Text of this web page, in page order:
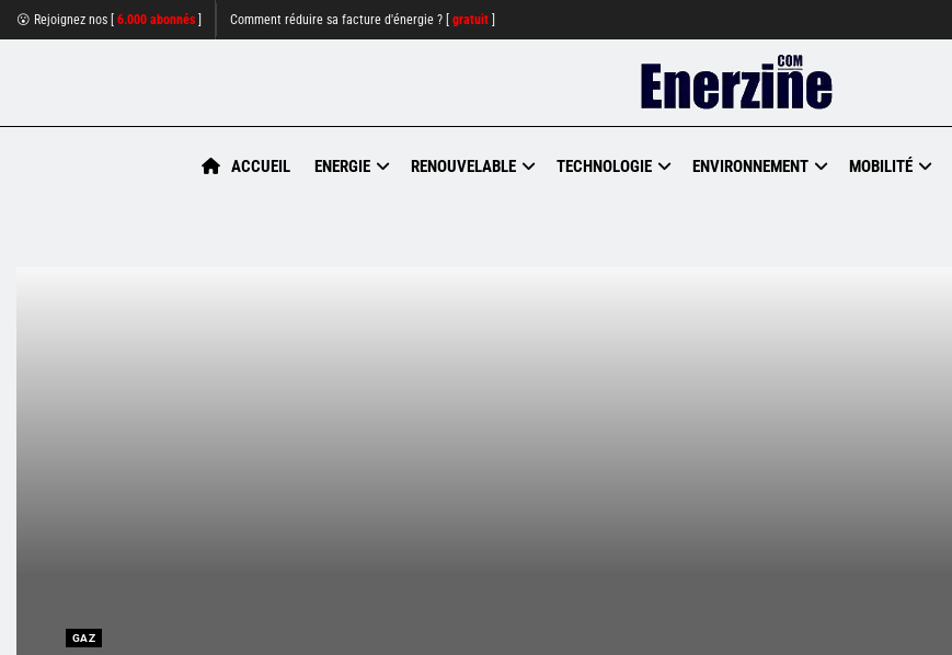
😮 Rejoignez nos [ 6.000 abonnés Comment réduire sa facture d'énergie ? [ gratuit
ACCUEIL ENERGIE RENOUVELABLE TECHNOLOGIE ENVIRONNEMENT MOBILITÉ
GAZ